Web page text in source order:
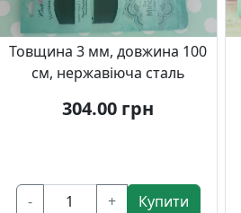
Товщина 3 мм, довжина 100
см, нержавіюча сталь
304.00 грн
- +
Купити